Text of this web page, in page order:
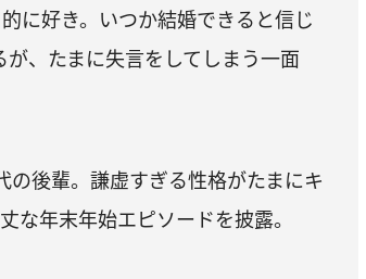
に好き。いつか結婚できると信じ
、たまに失言をしてしまう一面
の後輩。謙虚すぎる性格がたまにキ
な年末年始エピソードを披露。